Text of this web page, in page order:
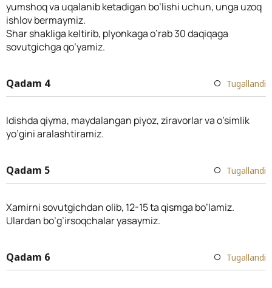
yumshoq va uqalanib ketadigan bo’lishi uchun, unga uzoq
ishlov bermaymiz.
Shar shakliga keltirib, plyonkaga o’rab 30 daqiqaga
sovutgichga qo’yamiz.
Qadam 4 Tugallandi
Idishda qiyma, maydalangan piyoz, ziravorlar va o’simlik
yo’gini aralashtiramiz.
Qadam 5 Tugallandi
Xamirni sovutgichdan olib, 12-15 ta qismga bo’lamiz.
Ulardan bo’g’irsoqchalar yasaymiz.
Qadam 6 Tugallandi